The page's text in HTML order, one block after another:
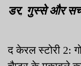
डर, गुस्से और
द केरल स्टोरी 2: